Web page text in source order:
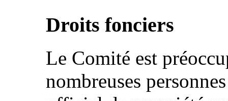
Droits fonciers
Le Comité est
nombreuses